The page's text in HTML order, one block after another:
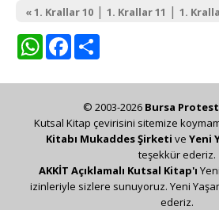
« 1. Krallar 10 | 1. Krallar 11 | 1.
WhatsAppFacebook
© 2003-2026 Bursa
Kutsal Kitap çevirisini sitemize
Kitabı Mukaddes Şirketi ve Yeni
teşekkür ederiz.
AKKİT Açıklamalı Kutsal Kitap'ı
izinleriyle sizlere sunuyoruz. Yeni
ederiz.